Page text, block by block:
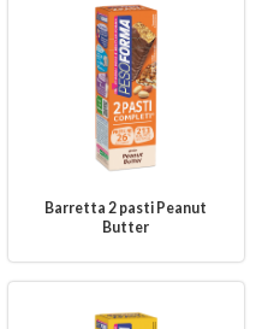
Barretta 2 pasti Peanut
Butter